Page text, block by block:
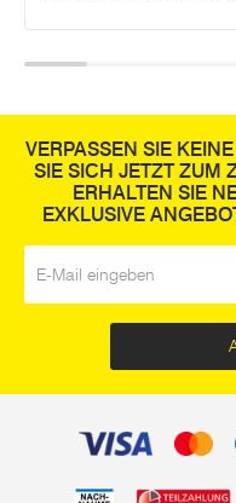
VERPASSEN SIE
SIE SICH JETZT ZUM
ERHALTEN SIE
EXKLUSIVE